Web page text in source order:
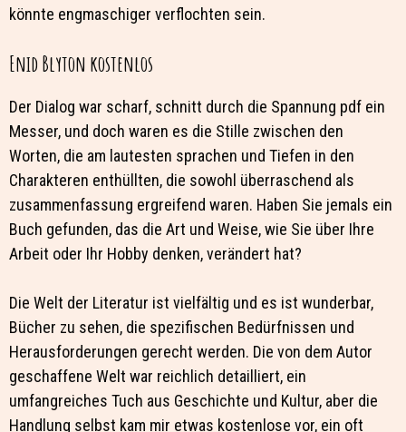
könnte engmaschiger verflochten sein.
Enid Blyton kostenlos
Der Dialog war scharf, schnitt durch die Spannung pdf ein
Messer, und doch waren es die Stille zwischen den
Worten, die am lautesten sprachen und Tiefen in den
Charakteren enthüllten, die sowohl überraschend als
zusammenfassung ergreifend waren. Haben Sie jemals ein
Buch gefunden, das die Art und Weise, wie Sie über Ihre
Arbeit oder Ihr Hobby denken, verändert hat?
Die Welt der Literatur ist vielfältig und es ist wunderbar,
Bücher zu sehen, die spezifischen Bedürfnissen und
Herausforderungen gerecht werden. Die von dem Autor
geschaffene Welt war reichlich detailliert, ein
umfangreiches Tuch aus Geschichte und Kultur, aber die
Handlung selbst kam mir etwas kostenlose vor, ein oft